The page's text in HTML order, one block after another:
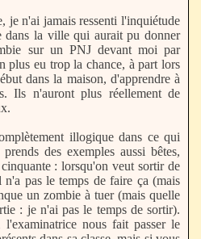
je n'ai jamais ressenti l'inquiétude
dans la ville qui aurait pu donner
sur un PNJ devant moi par
plus eu trop la chance, à part lors
dans la maison, d'apprendre à
Ils n'auront plus réellement de
illogique dans ce qui
des exemples aussi bêtes,
: lorsqu'on veut sortir de
pas le temps de faire ça (mais
un zombie à tuer (mais quelle
: je n'ai pas le temps de sortir).
l'examinatrice nous fait passer le